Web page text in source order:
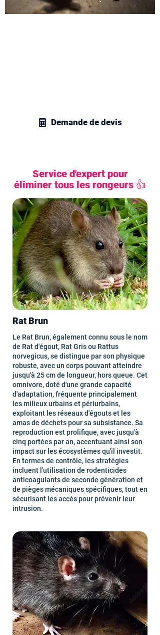
Demande de devis
Service d'expert pour
éliminer tous les rongeurs 👍
Rat Brun
Le Rat Brun, également connu sous le nom
de Rat d'égout, Rat Gris ou Rattus
norvegicus, se distingue par son physique
robuste, avec un corps pouvant atteindre
jusqu'à 25 cm de longueur, hors queue. Cet
omnivore, doté d'une grande capacité
d'adaptation, fréquente principalement
les milieux urbains et périurbains,
exploitant les réseaux d'égouts et les
amas de déchets pour sa subsistance. Sa
reproduction est prolifique, avec jusqu'à
cinq portées par an, accentuant ainsi son
impact sur les écosystèmes qu'il investit.
En termes de contrôle, les stratégies
incluent l'utilisation de rodenticides
anticoagulants de seconde génération et
de pièges mécaniques spécifiques, tout en
sécurisant les accès pour prévenir leur
intrusion.